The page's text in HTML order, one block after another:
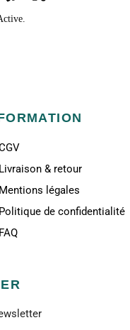
Livraison & retour
Mentions légales
Politique de confidentialité
FAQ